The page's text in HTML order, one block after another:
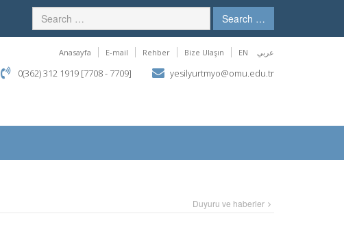
Search …
Anasayfa E-mail Rehber Bize Ulaşın EN عربي
0(362) 312 1919 [7708 - 7709] yesilyurtmyo@omu.edu.tr
Duyuru ve haberler